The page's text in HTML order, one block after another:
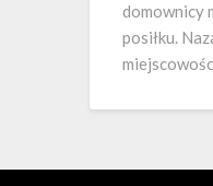
domownicy
posiłku.